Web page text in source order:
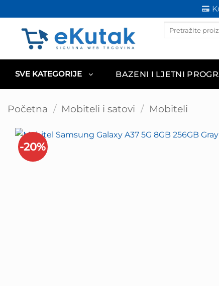
to
content
Products
SVE KATEGORIJE BAZENI I LJETNI
Početna / Mobiteli i satovi / Mobiteli
-20%